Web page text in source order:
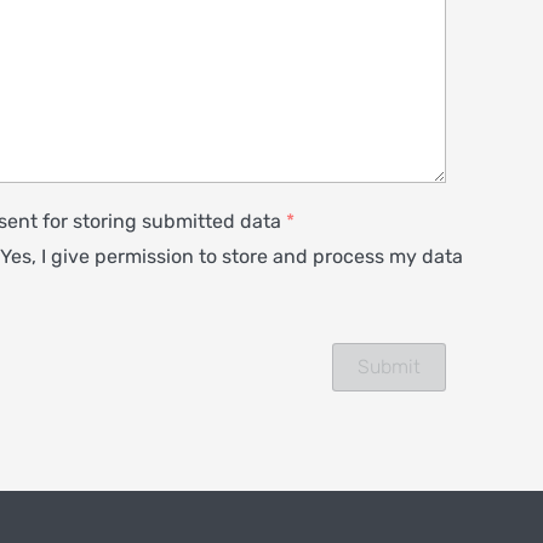
for storing submitted data *
Yes, I give permission to store and process my data